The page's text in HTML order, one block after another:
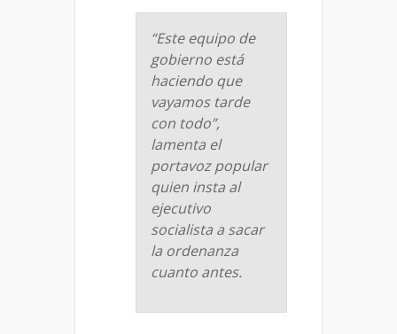
“Este equipo de
gobierno está
haciendo que
vayamos tarde
con todo”,
lamenta el
portavoz popular
quien insta al
ejecutivo
socialista a sacar
la ordenanza
cuanto antes.